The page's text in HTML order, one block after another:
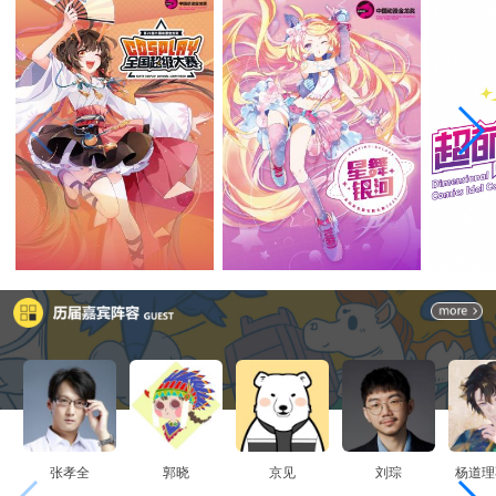
张孝全 郭晓 京见 刘琮 杨道